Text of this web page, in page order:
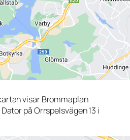
visar Brommaplan
på Orrspelsvägen 13 i